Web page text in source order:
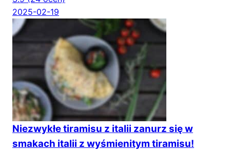
2025-02-19
Niezwykłe tiramisu z italii zanurz się w
smakach italii z wyśmienitym tiramisu!